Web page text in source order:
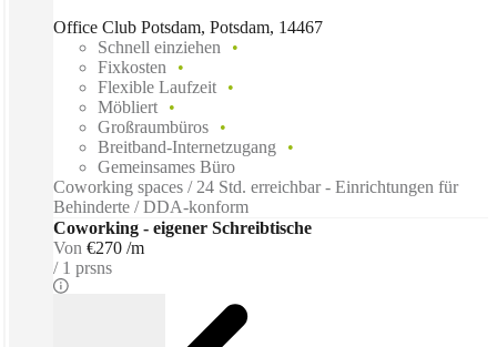
Office Club Potsdam, Potsdam, 14467
Schnell einziehen
Fixkosten
Flexible Laufzeit
Möbliert
Großraumbüros
Breitband-Internetzugang
Gemeinsames Büro
Coworking spaces / 24 Std. erreichbar - Einrichtungen für
Behinderte / DDA-konform
Coworking - eigener Schreibtische
Von €270 /m
1 prsns